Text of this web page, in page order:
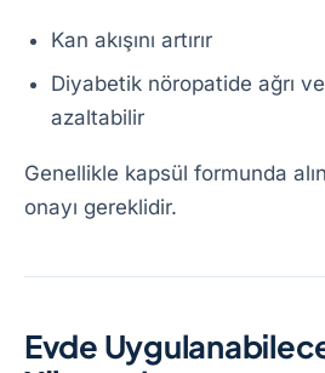
Kan akışını artırır
Diyabetik nöropatide ağrı
azaltabilir
Genellikle kapsül formunda
onayı gereklidir.
Evde